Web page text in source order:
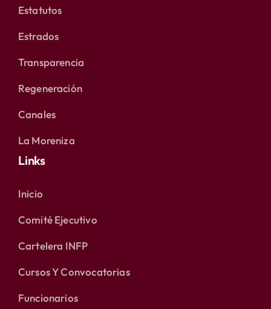
Estatutos
Estrados
Transparencia
Regeneración
Canales
La Moreniza
Links
Inicio
Comité Ejecutivo
Cartelera INFP
Cursos Y Convocatorias
Funcionarios